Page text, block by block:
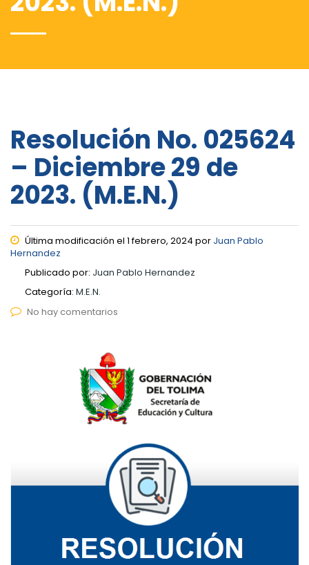
Resolución No. 025624
– Diciembre 29 de
2023. (M.E.N.)
Última modificación el 1 febrero, 2024 por Juan Pablo
Hernandez
Publicado por: Juan Pablo Hernandez
Categoría: M.E.N.
No hay comentarios